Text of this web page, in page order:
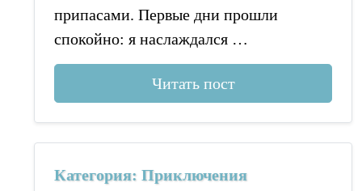
припасами. Первые дни прошли
спокойно: я наслаждался …
Читать пост
Категория: Приключения